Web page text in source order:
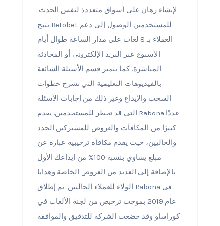
لإنشاء رهان على أسواق متعددة لنفس الحدث.
يتيح Betobet للمستخدمين الوصول إلى دعم
العملاء بـ 8 لغات على مدار الساعة طوال أيام
الأسبوع عبر البريد الإلكتروني أو المحادثة
المباشرة. كما يتميز قسم الأسئلة الشائعة
بالفيديوهات التعليمية التي تشرح خطوات
السحب والإيداع وغير ذلك من إجابات الأسئلة
التي قد تخطر للمستخدمين. يقدم Rabona عددًا
كبيرًا من المكافآت والعروض للمشتركين الجدد
والحاليين، حيث يقدم مكافأة ترحيبية عبارة عن
مبلغ يساوي بنسبة 100% من إيداعك الأول
بالإضافة إلى العديد من العروض الخاصة وهدايا
الولاء للعملاء الحاليين. تم إطلاق Rabona في
عام 2019 بموجب ترخيص من لجنة الألعاب في
كوراساو وقد خضعت الشركة للتدقيق والموافقة